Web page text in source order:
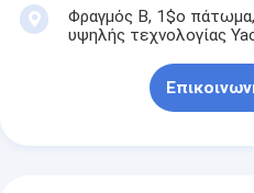
Φραγμός Β, 1$ο
υψηλής τεχνολογίας